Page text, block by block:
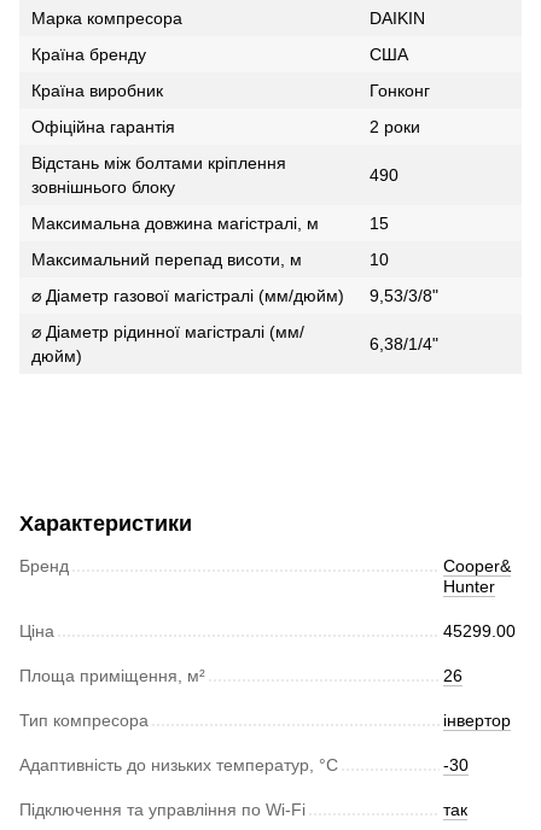
Марка компресора
DAIKIN
Країна бренду
США
Країна виробник
Гонконг
Офіційна гарантія
2 роки
Відстань між болтами кріплення
зовнішнього блоку
490
Максимальна довжина магістралі, м
15
Максимальний перепад висоти, м
10
⌀ Діаметр газової магістралі (мм/дюйм)
9,53/3/8"
⌀ Діаметр рідинної магістралі (мм/
дюйм)
6,38/1/4"
Характеристики
Бренд
Cooper&
Hunter
Ціна 45299.00
Площа приміщення, м² 26
Тип компресора інвертор
Адаптивність до низьких температур, °С -30
Підключення та управління по Wi-Fi так